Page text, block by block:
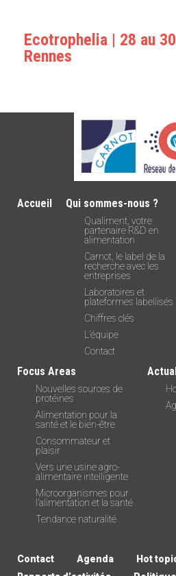
Ecotrophelia | 28 au
Rennes
Accueil Qui sommes-nous ?
Qualiment, votre
partenaire R&D en
alimentation
Carnot, le label de la
recherche avec les
entreprises
Laboratoires et
plateformes labellisés
Chiffres clés
L’équipe
Contact
Focus Areas
Nouvelles sources de
protéines
Alimentation pour la
santé et le bien-être
Consommateur et
plaisir
Vers une usine agro-
alimentaire intelligente
Microorganismes pour
l’alimentation et la santé
Tendance naturalité
Contact Agenda
Hot